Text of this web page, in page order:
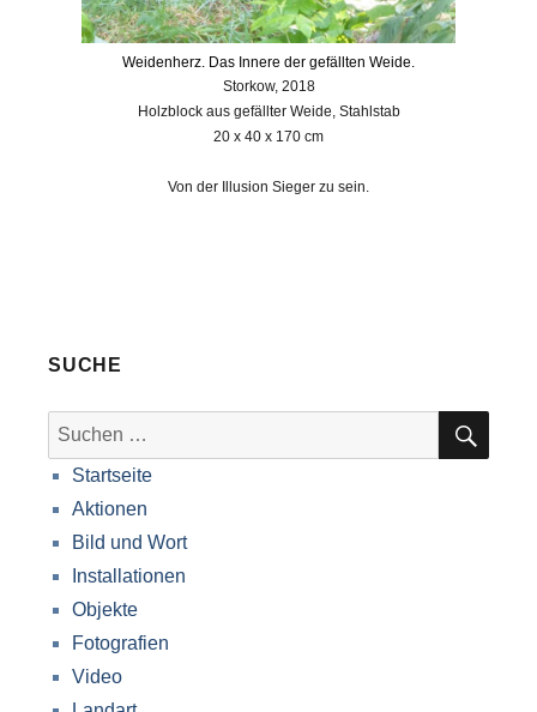
Weidenherz. Das Innere der gefällten Weide.
Storkow, 2018
Holzblock aus gefällter Weide, Stahlstab
20 x 40 x 170 cm
Von der Illusion Sieger zu sein.
SUCHE
Suche
nach:
Startseite
Aktionen
Bild und Wort
Installationen
Objekte
Fotografien
Video